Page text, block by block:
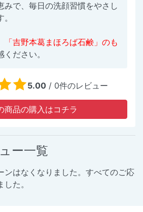
みで、毎日の洗顔習慣をやさし
「吉野本葛まほろば石鹸」のも
ください。
5.00/ 0件のレビュー
商品の購入はコチラ
ー一覧
ンはなくなりました。すべてのご応
た。